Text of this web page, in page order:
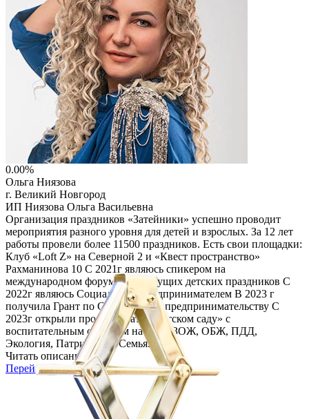
0.00%
Ольга Ниязова
г. Великий Новгород
ИП Ниязова Ольга Васильевна
Организация праздников «Затейники» успешно проводит
мероприятия разного уровня для детей и взрослых. За 12 лет
работы провели более 11500 праздников. Есть свои площадки:
Клуб «Loft Z» на Северной 2 и «Квест пространство»
Рахманинова 10 С 2021г являюсь спикером на
международном форуме для ведущих детских праздников С
2022г являюсь Социальным предпринимателем В 2023 г
получила Грант по Социальному предпринимательству С
2023г открыли проект «Театр в детском саду» с
воспитательным смыслом на темы ЗОЖ, ОБЖ, ПДД,
Экология, Патриотизм, Семья.
Читать описание
Перейти на сайт